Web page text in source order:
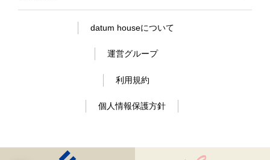
datum houseについて
運営グループ
利用規約
個人情報保護方針